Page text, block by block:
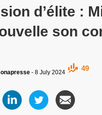
d’élite :
son
- 8 July 2024
49